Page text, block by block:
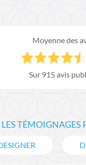
Moyenne des
Sur 915 avis
LES TÉMOIGNAGES